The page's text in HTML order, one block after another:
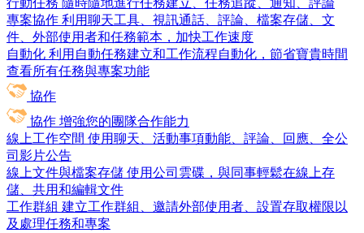
行動任務 隨時隨地進行任務建立、任務追蹤、通知、評論
專案協作 利用聊天工具、視訊通話、評論、檔案存儲、文
件、外部使用者和任務範本，加快工作速度
自動化 利用自動任務建立和工作流程自動化，節省寶貴時間
查看所有任務與專案功能
協作
協作 增強您的團隊合作能力
線上工作空間 使用聊天、活動事項動能、評論、回應、全公
司影片公告
線上文件與檔案存儲 使用公司雲碟，與同事輕鬆在線上存
儲、共用和編輯文件
工作群組 建立工作群組、邀請外部使用者、設置存取權限以
及處理任務和專案